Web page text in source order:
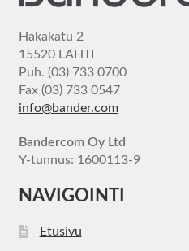
Hakakatu 2
15520 LAHTI
Puh. (03) 733 0700
Fax (03) 733 0547
info@bander.com
Bandercom Oy Ltd
Y-tunnus: 1600113-9
NAVIGOINTI
Etusivu